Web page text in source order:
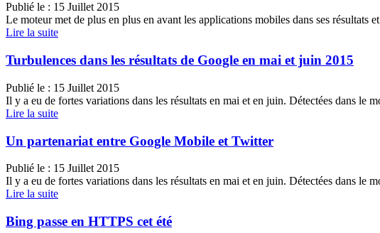
Publié le : 15 Juillet 2015
Le moteur met de plus en plus en avant les applications mobiles dans ses résultats
Lire la suite
Turbulences dans les résultats de Google en mai et juin 2015
Publié le : 15 Juillet 2015
Il y a eu de fortes variations dans les résultats en mai et en juin. Détectées dans le
Lire la suite
Un partenariat entre Google Mobile et Twitter
Publié le : 15 Juillet 2015
Il y a eu de fortes variations dans les résultats en mai et en juin. Détectées dans le
Lire la suite
Bing passe en HTTPS cet été